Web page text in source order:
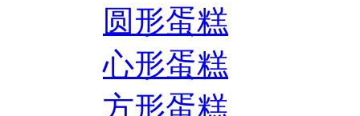
圆形蛋糕
心形蛋糕
方形蛋糕